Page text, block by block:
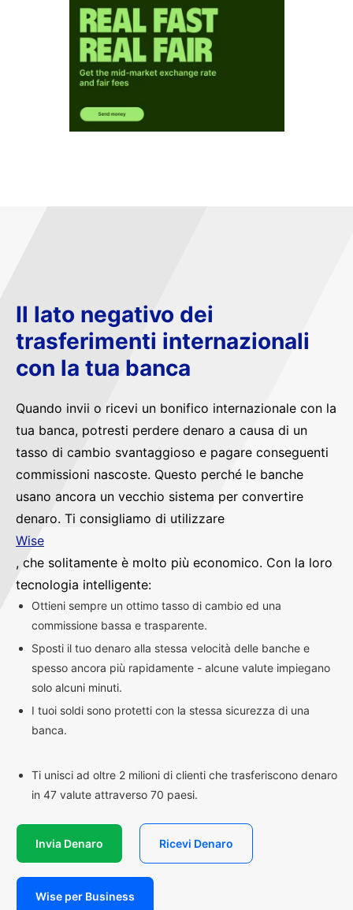
Il lato negativo dei
trasferimenti internazionali
con la tua banca
Quando invii o ricevi un bonifico internazionale con la
tua banca, potresti perdere denaro a causa di un
tasso di cambio svantaggioso e pagare conseguenti
commissioni nascoste. Questo perché le banche
usano ancora un vecchio sistema per convertire
denaro. Ti consigliamo di utilizzare
Wise
, che solitamente è molto più economico. Con la loro
tecnologia intelligente:
Ottieni sempre un ottimo tasso di cambio ed una
commissione bassa e trasparente.
Sposti il tuo denaro alla stessa velocità delle banche e
spesso ancora più rapidamente - alcune valute impiegano
solo alcuni minuti.
I tuoi soldi sono protetti con la stessa sicurezza di una
banca.
Ti unisci ad oltre 2 milioni di clienti che trasferiscono denaro
in 47 valute attraverso 70 paesi.
Invia Denaro Ricevi Denaro
Wise per Business